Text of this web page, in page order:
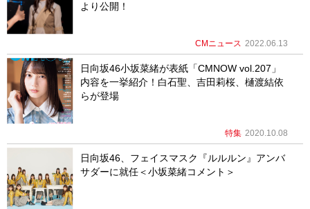
より公開！
CMニュース 2022.06.13
日向坂46小坂菜緒が表紙「CMNOW vol.207」
内容を一挙紹介！白石聖、吉田莉桜、樋渡結依
らが登場
特集 2020.10.08
日向坂46、フェイスマスク『ルルルン』アンバ
サダーに就任＜小坂菜緒コメント＞